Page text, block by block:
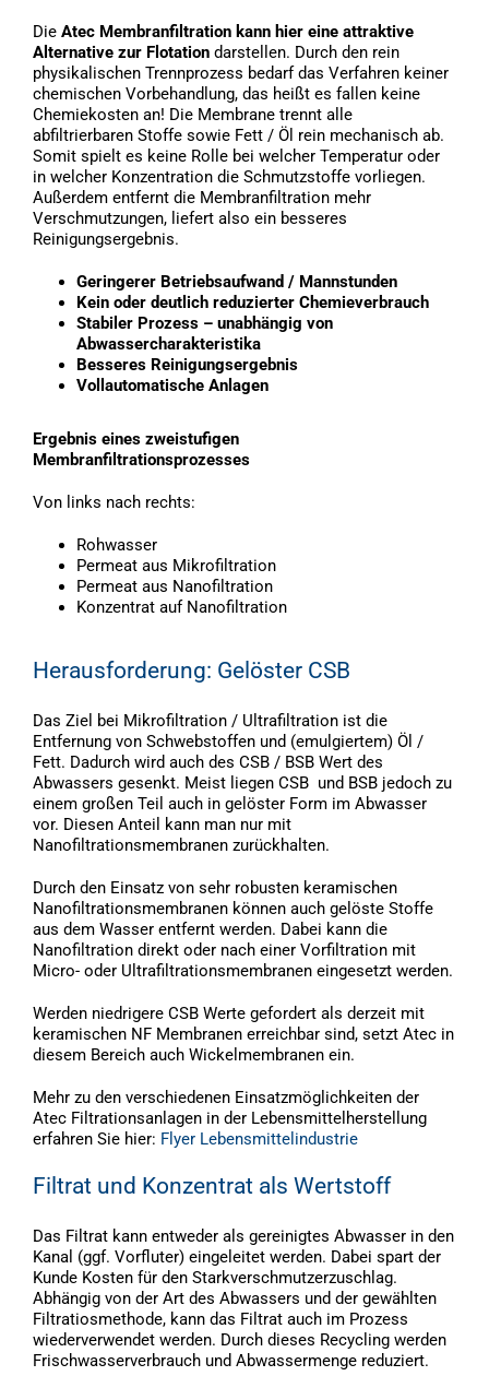
Die Atec Membranfiltration kann hier eine attraktive
Alternative zur Flotation darstellen. Durch den rein
physikalischen Trennprozess bedarf das Verfahren keiner
chemischen Vorbehandlung, das heißt es fallen keine
Chemiekosten an! Die Membrane trennt alle
abfiltrierbaren Stoffe sowie Fett / Öl rein mechanisch ab.
Somit spielt es keine Rolle bei welcher Temperatur oder
in welcher Konzentration die Schmutzstoffe vorliegen.
Außerdem entfernt die Membranfiltration mehr
Verschmutzungen, liefert also ein besseres
Reinigungsergebnis.
Geringerer Betriebsaufwand / Mannstunden
Kein oder deutlich reduzierter Chemieverbrauch
Stabiler Prozess – unabhängig von
Abwassercharakteristika
Besseres Reinigungsergebnis
Vollautomatische Anlagen
Ergebnis eines zweistufigen
Membranfiltrationsprozesses
Von links nach rechts:
Rohwasser
Permeat aus Mikrofiltration
Permeat aus Nanofiltration
Konzentrat auf Nanofiltration
Herausforderung: Gelöster CSB
Das Ziel bei Mikrofiltration / Ultrafiltration ist die
Entfernung von Schwebstoffen und (emulgiertem) Öl /
Fett. Dadurch wird auch des CSB / BSB Wert des
Abwassers gesenkt. Meist liegen CSB und BSB jedoch zu
einem großen Teil auch in gelöster Form im Abwasser
vor. Diesen Anteil kann man nur mit
Nanofiltrationsmembranen zurückhalten.
Durch den Einsatz von sehr robusten keramischen
Nanofiltrationsmembranen können auch gelöste Stoffe
aus dem Wasser entfernt werden. Dabei kann die
Nanofiltration direkt oder nach einer Vorfiltration mit
Micro- oder Ultrafiltrationsmembranen eingesetzt werden.
Werden niedrigere CSB Werte gefordert als derzeit mit
keramischen NF Membranen erreichbar sind, setzt Atec in
diesem Bereich auch Wickelmembranen ein.
Mehr zu den verschiedenen Einsatzmöglichkeiten der
Atec Filtrationsanlagen in der Lebensmittelherstellung
erfahren Sie hier: Flyer Lebensmittelindustrie
Filtrat und Konzentrat als Wertstoff
Das Filtrat kann entweder als gereinigtes Abwasser in den
Kanal (ggf. Vorfluter) eingeleitet werden. Dabei spart der
Kunde Kosten für den Starkverschmutzerzuschlag.
Abhängig von der Art des Abwassers und der gewählten
Filtratiosmethode, kann das Filtrat auch im Prozess
wiederverwendet werden. Durch dieses Recycling werden
Frischwasserverbrauch und Abwassermenge reduziert.